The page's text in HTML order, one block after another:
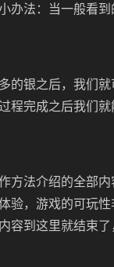
办法：当一般看
的银之后，我们
程完成之后我们就
方法介绍的全部
验，游戏的可玩
容到这里就结束了